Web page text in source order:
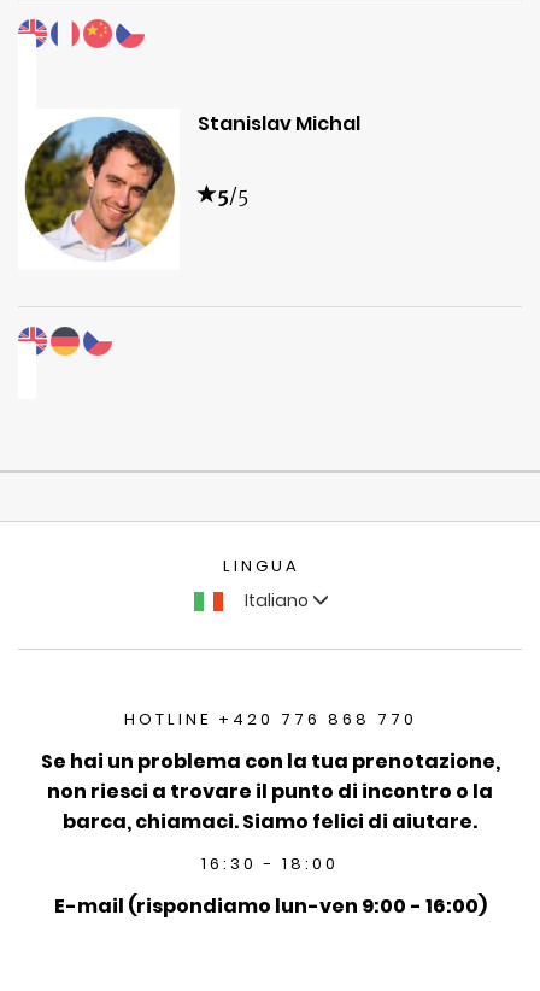
Stanislav Michal
5/5
LINGUA
Italiano
HOTLINE +420 776 868 770
Se hai un problema con la tua prenotazione,
non riesci a trovare il punto di incontro o la
barca, chiamaci. Siamo felici di aiutare.
16:30 - 18:00
E-mail (rispondiamo lun-ven 9:00 - 16:00)